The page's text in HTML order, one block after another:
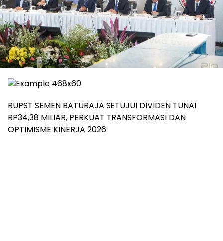
RUPST SEMEN BATURAJA SETUJUI DIVIDEN TUNAI
RP34,38 MILIAR, PERKUAT TRANSFORMASI DAN
OPTIMISME KINERJA 2026